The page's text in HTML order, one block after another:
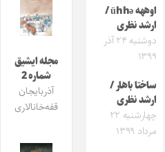
اوههه ühhə /
ارشد نظری
دوشنبه ۲۴ آذر
۱۳۹۹
ساختا باهار /
ارشد نظری
چهارشنبه ۲۲
مرداد ۱۳۹۹
مجله ایشیق
شماره 2
آذربایجان
قفه‌خانالاری